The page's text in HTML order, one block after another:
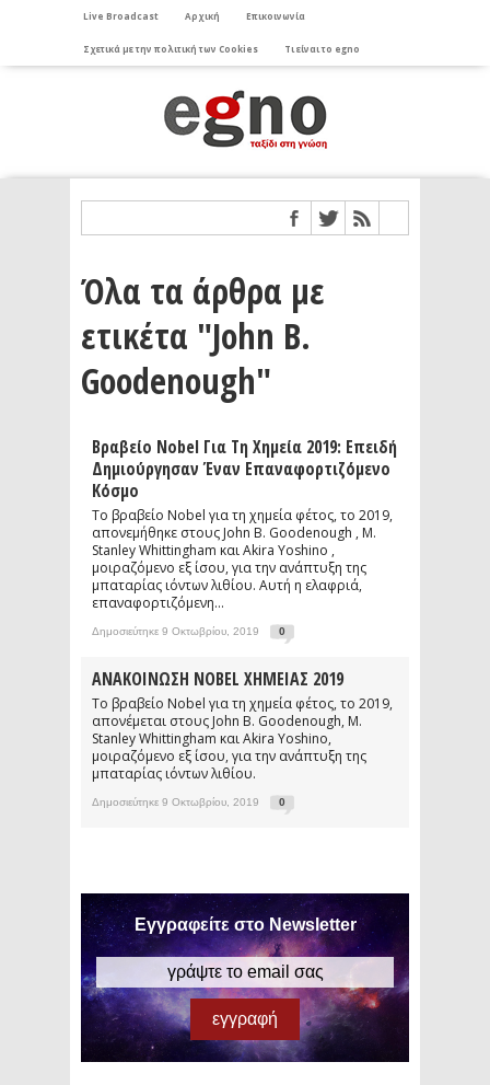
Live Broadcast Αρχική Επικοινωνία
Σχετικά με την πολιτική των Cookies Τι είναι το egno
Όλα τα άρθρα με
ετικέτα "John B.
Goodenough"
Βραβείο Nobel Για Τη Χημεία 2019: Επειδή
Δημιούργησαν Έναν Επαναφορτιζόμενο
Κόσμο
Το βραβείο Nobel για τη χημεία φέτος, το 2019,
απονεμήθηκε στους John B. Goodenough , M.
Stanley Whittingham και Akira Yoshino ,
μοιραζόμενο εξ ίσου, για την ανάπτυξη της
μπαταρίας ιόντων λιθίου. Αυτή η ελαφριά,
επαναφορτιζόμενη...
Δημοσιεύτηκε 9 Οκτωβρίου, 2019 0
ΑΝΑΚΟΙΝΩΣΗ NOBEL ΧΗΜΕΙΑΣ 2019
Το βραβείο Nobel για τη χημεία φέτος, το 2019,
απονέμεται στους John B. Goodenough, M.
Stanley Whittingham και Akira Yoshino,
μοιραζόμενο εξ ίσου, για την ανάπτυξη της
μπαταρίας ιόντων λιθίου.
Δημοσιεύτηκε 9 Οκτωβρίου, 2019 0
Εγγραφείτε στο Newsletter